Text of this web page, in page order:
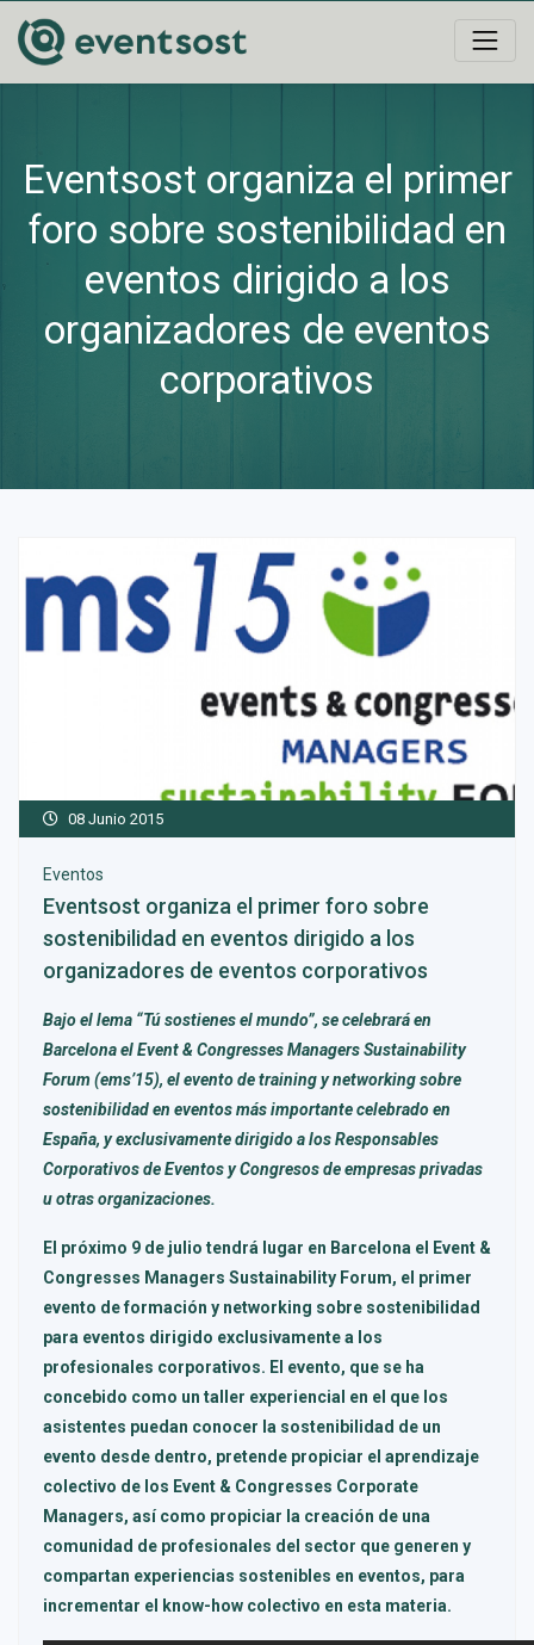
Eventsost organiza el primer
foro sobre sostenibilidad en
eventos dirigido a los
organizadores de eventos
corporativos
Eventos
08 Junio 2015
Eventsost organiza el primer foro sobre
sostenibilidad en eventos dirigido a los
organizadores de eventos corporativos
Bajo el lema “Tú sostienes el mundo”, se celebrará en
Barcelona el Event & Congresses Managers Sustainability
Forum (ems’15), el evento de training y networking sobre
sostenibilidad en eventos más importante celebrado en
España, y exclusivamente dirigido a los Responsables
Corporativos de Eventos y Congresos de empresas privadas
u otras organizaciones.
El próximo 9 de julio tendrá lugar en Barcelona el Event &
Congresses Managers Sustainability Forum, el primer
evento de formación y networking sobre sostenibilidad
para eventos dirigido exclusivamente a los
profesionales corporativos. El evento, que se ha
concebido como un taller experiencial en el que los
asistentes puedan conocer la sostenibilidad de un
evento desde dentro, pretende propiciar el aprendizaje
colectivo de los Event & Congresses Corporate
Managers, así como propiciar la creación de una
comunidad de profesionales del sector que generen y
compartan experiencias sostenibles en eventos, para
incrementar el know-how colectivo en esta materia.